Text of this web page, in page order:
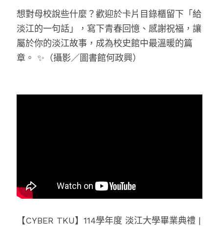
想對母校說些什麼？歡迎於卡片目錄櫃留下「給
淡江的一句話」，寫下青春回憶、感謝祝福，讓
屬於你的淡江故事，成為校史館中最溫暖的篇
章。 ✨ （攝影／圖書館何政興）
【CYBER TKU】114學年度 淡江大學畢業典禮 |